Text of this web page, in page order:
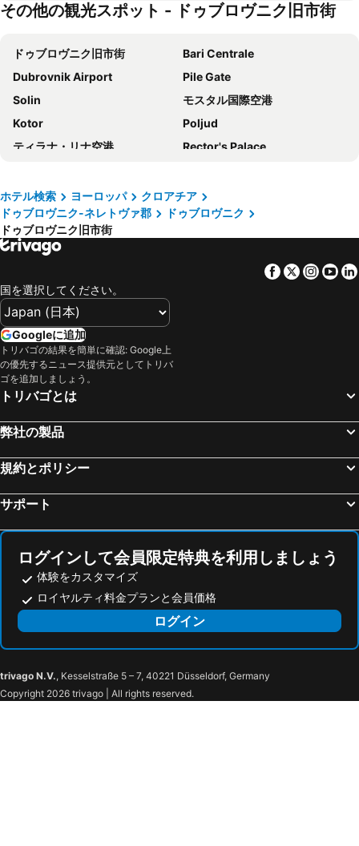
ホテル パーラ
ホテル アドリア
Hotel Royal Neptun
Hotel Dubrovnik Palace
ゲストハウス リル
ホテル ラパッド
ベルビュー ホテル
Rilati Old Town Palace
Sunny Dubrovnik by Valamar
Hotel D'Elegant Dubrovnik
ザ プチチ パレス
Villa Antea
ホテル ドゥーブロヴニク
Rixos Premium Dubrovnik
シェラトン ドゥブロブニク リヴィエラ ホテル
Apartments My Dubrovnik
サン ガーデンズ ドゥブロブニク ホテル ヴィス
Boutique Villa Filaus
オルハン ルームズ ドゥブロブニク
Valamar Tirena Hotel
President Hotel, Valamar Collection
ホテル ウヴァラ
ホテル グラヴォヴィック
Dubrovnik Old town Hotel Akademis Gariste
KALA LUXURY ROOMS by DuHomes
Rooms Klarisa Palace
Studio Stradun
Rooms Fausta Old Town
Old Town Apartment Paulina
Pavisa Apartments
Celenga Apartments
Rooms Megi
アパートメント ペッピーノ
Apartments Santa Maria
Dominus Little Palace
Hotel Konavle
Casa Laurea
アパートメンツ A&M
ヴィラ アルーア オブ ドゥブロヴニク
Ferienhaus 114785
その他の観光スポット - ドゥブロヴニク旧市街
ドゥブロヴニク旧市街
Bari Centrale
Dubrovnik Airport
Pile Gate
Solin
モスタル国際空港
Kotor
Poljud
ティラナ・リナ空港
Rector's Palace
Palace of Diocletian
Kolašin 1450
Stobrec
Grgur Ninski
サライェヴォ国際空港
Dubrovačke ljetne igre
Mokošica
Park Prirode Biokovo
Waikiki
Primitivo
Stari Most
Port of Split
Centro storico
Placa
Franjevački samostan Male braće
Gradska luka
Etnografski Muzej
Otok Lokrum
Navis
Montovjerna
Pučišća
Baš Čaršija
Sveti Ivan Ja sam trg
Badija
Bjelašnica
Pešterska visoravan
Spiaggia di Peschici
Grand
ホテル検索 ヨーロッパ
クロアチア
ドゥブロヴニク-ネレトヴァ郡
ドゥブロヴニク
ドゥブロヴニク旧市街
Facebook
Twitter
国を選択してください。
Googleに追加
トリバゴの結果を簡単に確認: Google上
の優先するニュース提供元としてトリバ
ゴを追加しましょう。
トリバゴとは
弊社の製品
規約とポリシー
サポート
ログインして会員限定特典を利用しましょう
体験をカスタマイズ
ロイヤルティ料金プランと会員価格
ログイン
trivago N.V., Kesselstraße 5 – 7, 40221 Düsseldorf, Germany
Copyright 2026 trivago | All rights reserved.